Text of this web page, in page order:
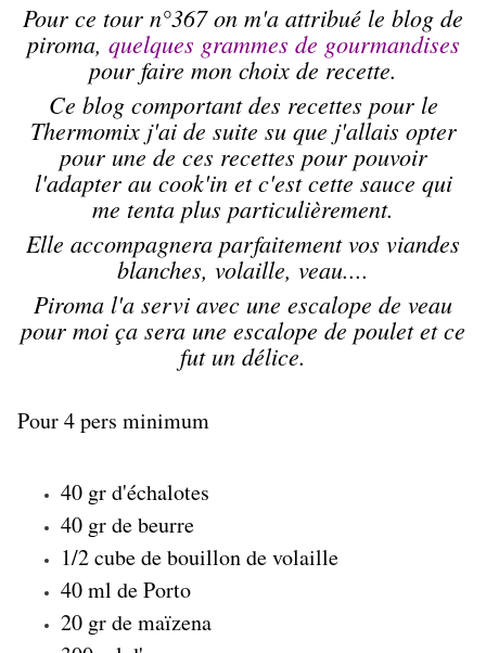
Pour ce tour n°367 on m'a attribué le blog de
piroma, quelques grammes de gourmandises
pour faire mon choix de recette.
Ce blog comportant des recettes pour le
Thermomix j'ai de suite su que j'allais opter
pour une de ces recettes pour pouvoir
l'adapter au cook'in et c'est cette sauce qui
me tenta plus particulièrement.
Elle accompagnera parfaitement vos viandes
blanches, volaille, veau....
Piroma l'a servi avec une escalope de veau
pour moi ça sera une escalope de poulet et ce
fut un délice.
Pour 4 pers minimum
40 gr d'échalotes
40 gr de beurre
1/2 cube de bouillon de volaille
40 ml de Porto
20 gr de maïzena